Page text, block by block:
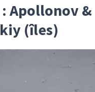
Apollonov &
(îles)